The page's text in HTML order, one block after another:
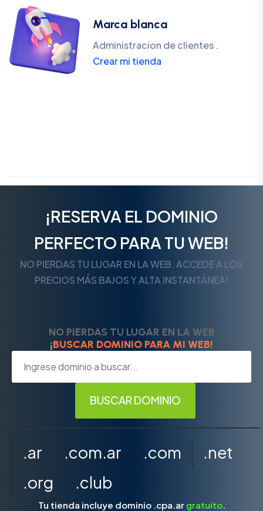
Marca blanca
Administracion de clientes .
Crear mi tienda
¡RESERVA EL DOMINIO
PERFECTO PARA TU WEB!
NO PIERDAS TU LUGAR EN LA WEB. ACCEDE A LOS
PRECIOS MÁS BAJOS Y ALTA INSTANTÁNEA!
NO PIERDAS TU LUGAR EN LA WEB
¡BUSCAR DOMINIO PARA MI WEB!
.ar .com.ar .com
.net
.org
.club
Tu tienda incluye dominio .cpa.ar gratuito.